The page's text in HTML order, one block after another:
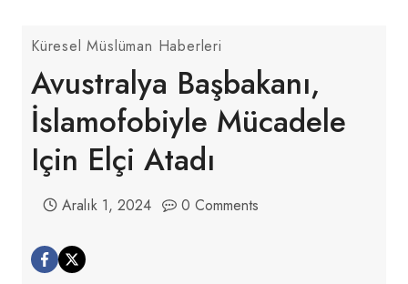
Küresel Müslüman Haberleri
Avustralya Başbakanı,
İslamofobiyle Mücadele
Için Elçi Atadı
Aralık 1, 2024 0 Comments